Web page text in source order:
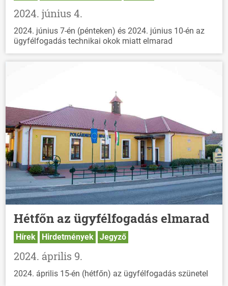
2024. június 4.
2024. június 7-én (pénteken) és 2024. június 10-én az
ügyfélfogadás technikai okok miatt elmarad
Hétfőn az ügyfélfogadás elmarad
Hírek Hirdetmények Jegyző
2024. április 9.
2024. április 15-én (hétfőn) az ügyfélfogadás szünetel